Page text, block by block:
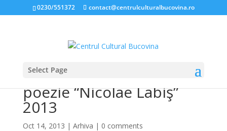
0230/551372 contact@centrulculturalbucovina.ro
Select Page
Festivalul naţional de
poezie “Nicolae Labiş”
2013
Oct 14, 2013 | Arhiva | 0 comments